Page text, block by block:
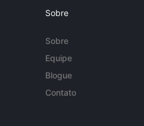
Sobre
Sobre
Equipe
Blogue
Contato